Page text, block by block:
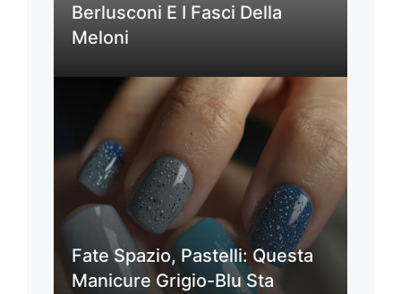
Berlusconi E I Fasci Della
Meloni
Fate Spazio, Pastelli: Questa
Manicure Grigio-Blu Sta